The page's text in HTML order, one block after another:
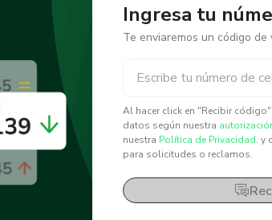
Ingresa tu
Te enviaremos un código de
Al hacer click en "Recibir
datos según nuestra
nuestra Política de Privacidad. y
para solicitudes o reclamos.